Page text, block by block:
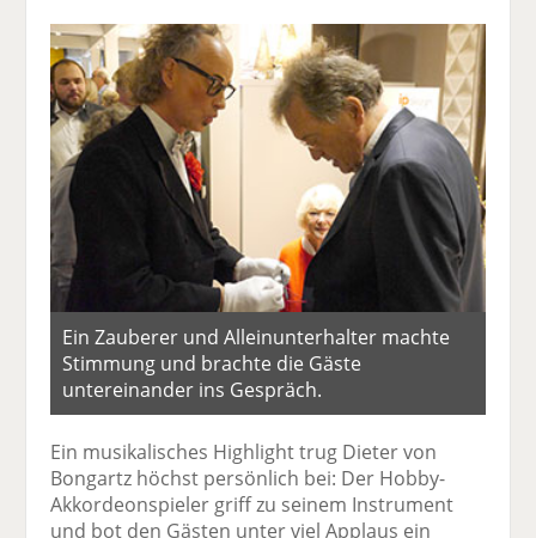
Ein Zauberer und Alleinunterhalter machte
Stimmung und brachte die Gäste
untereinander ins Gespräch.
Ein musikalisches Highlight trug Dieter von
Bongartz höchst persönlich bei: Der Hobby-
Akkordeonspieler griff zu seinem Instrument
und bot den Gästen unter viel Applaus ein